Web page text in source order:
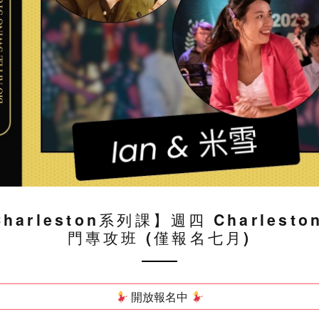
系列課】週四
門專攻班 (僅報名七月)
開放報名中